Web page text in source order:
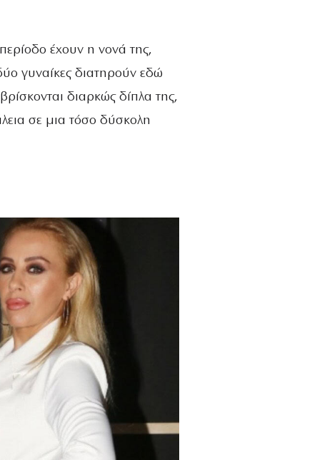
έχουν η νονά της,
γυναίκες διατηρούν εδώ
διαρκώς δίπλα της,
σε μια τόσο δύσκολη